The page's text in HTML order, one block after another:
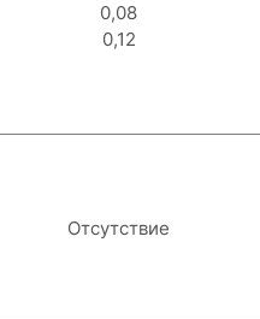
0,08
0,12
Отсутствие